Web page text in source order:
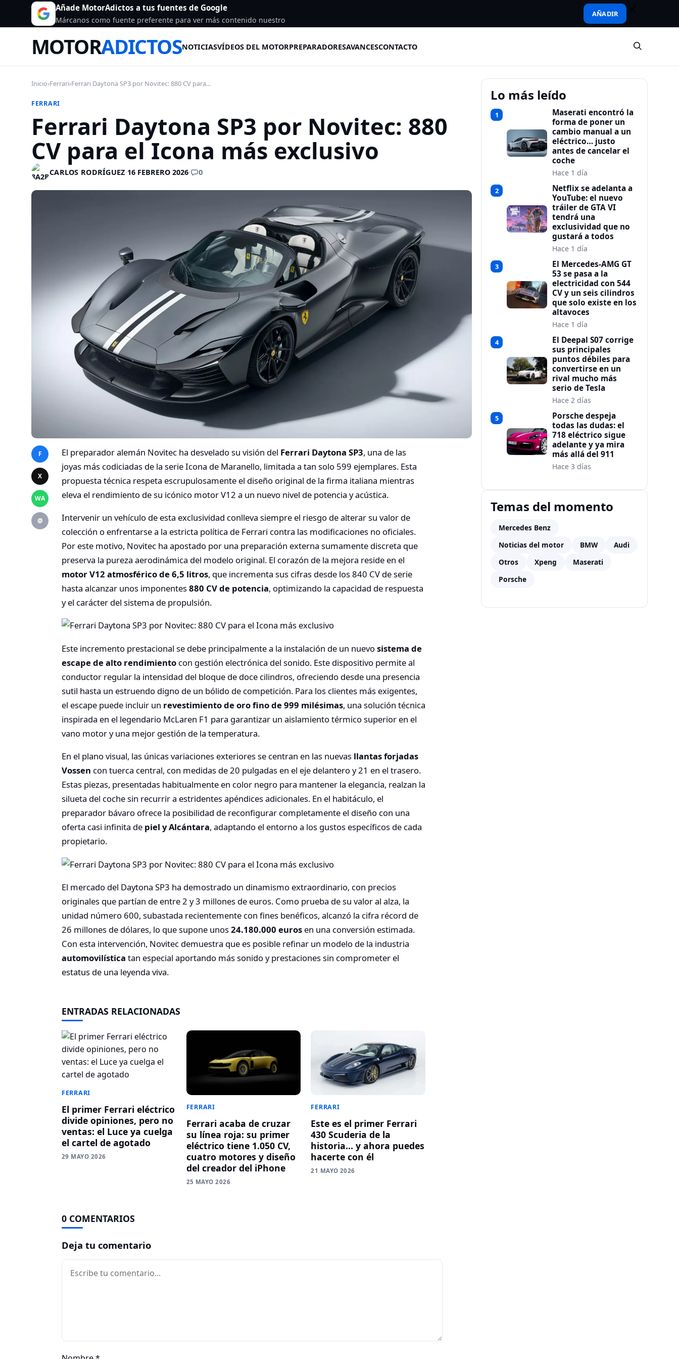
Añade MotorAdictos a tus fuentes de Google
Márcanos como fuente preferente para ver más contenido nuestro
AÑADIR
MOTORADICTOSNOTICIASVÍDEOS DEL MOTORPREPARADORESAVANCESCONTACTO
Inicio›Ferrari›Ferrari Daytona SP3 por Novitec: 880 CV para...
FERRARI
Ferrari Daytona SP3 por Novitec: 880
CV para el Icona más exclusivo
CARLOS RODRÍGUEZ·16 FEBRERO 2026· 0
F
X
WA
@
El preparador alemán Novitec ha desvelado su visión del Ferrari Daytona SP3, una de las
joyas más codiciadas de la serie Icona de Maranello, limitada a tan solo 599 ejemplares. Esta
propuesta técnica respeta escrupulosamente el diseño original de la firma italiana mientras
eleva el rendimiento de su icónico motor V12 a un nuevo nivel de potencia y acústica.
Intervenir un vehículo de esta exclusividad conlleva siempre el riesgo de alterar su valor de
colección o enfrentarse a la estricta política de Ferrari contra las modificaciones no oficiales.
Por este motivo, Novitec ha apostado por una preparación externa sumamente discreta que
preserva la pureza aerodinámica del modelo original. El corazón de la mejora reside en el
motor V12 atmosférico de 6,5 litros, que incrementa sus cifras desde los 840 CV de serie
hasta alcanzar unos imponentes880 CV de potencia, optimizando la capacidad de respuesta
y el carácter del sistema de propulsión.
Este incremento prestacional se debe principalmente a la instalación de un nuevosistema de
escape de alto rendimiento con gestión electrónica del sonido. Este dispositivo permite al
conductor regular la intensidad del bloque de doce cilindros, ofreciendo desde una presencia
sutil hasta un estruendo digno de un bólido de competición. Para los clientes más exigentes,
el escape puede incluir un revestimiento de oro fino de 999 milésimas, una solución técnica
inspirada en el legendario McLaren F1 para garantizar un aislamiento térmico superior en el
vano motor y una mejor gestión de la temperatura.
En el plano visual, las únicas variaciones exteriores se centran en las nuevas llantas forjadas
Vossen con tuerca central, con medidas de 20 pulgadas en el eje delantero y 21 en el trasero.
Estas piezas, presentadas habitualmente en color negro para mantener la elegancia, realzan la
silueta del coche sin recurrir a estridentes apéndices adicionales. En el habitáculo, el
preparador bávaro ofrece la posibilidad de reconfigurar completamente el diseño con una
oferta casi infinita de piel y Alcántara, adaptando el entorno a los gustos específicos de cada
propietario.
El mercado del Daytona SP3 ha demostrado un dinamismo extraordinario, con precios
originales que partían de entre 2 y 3 millones de euros. Como prueba de su valor al alza, la
unidad número 600, subastada recientemente con fines benéficos, alcanzó la cifra récord de
26 millones de dólares, lo que supone unos24.180.000 euros en una conversión estimada.
Con esta intervención, Novitec demuestra que es posible refinar un modelo de la industria
automovilística tan especial aportando más sonido y prestaciones sin comprometer el
estatus de una leyenda viva.
ENTRADAS RELACIONADAS
FERRARI
El primer Ferrari eléctrico
divide opiniones, pero no
ventas: el Luce ya cuelga
el cartel de agotado
29 MAYO 2026
FERRARI
Ferrari acaba de cruzar
su línea roja: su primer
eléctrico tiene 1.050 CV,
cuatro motores y diseño
del creador del iPhone
25 MAYO 2026
FERRARI
Este es el primer Ferrari
430 Scuderia de la
historia… y ahora puedes
hacerte con él
21 MAYO 2026
0 COMENTARIOS
Deja tu comentario
Comentario
Lo más leído
1
Maserati encontró la
forma de poner un
cambio manual a un
eléctrico… justo
antes de cancelar el
coche
Hace 1 día
2
Netflix se adelanta a
YouTube: el nuevo
tráiler de GTA VI
tendrá una
exclusividad que no
gustará a todos
Hace 1 día
3
El Mercedes-AMG GT
53 se pasa a la
electricidad con 544
CV y un seis cilindros
que solo existe en los
altavoces
Hace 1 día
4
El Deepal S07 corrige
sus principales
puntos débiles para
convertirse en un
rival mucho más
serio de Tesla
Hace 2 días
5
Porsche despeja
todas las dudas: el
718 eléctrico sigue
adelante y ya mira
más allá del 911
Hace 3 días
Temas del momento
Mercedes Benz
Noticias del motor
BMW
Audi
Otros
Xpeng
Maserati
Porsche